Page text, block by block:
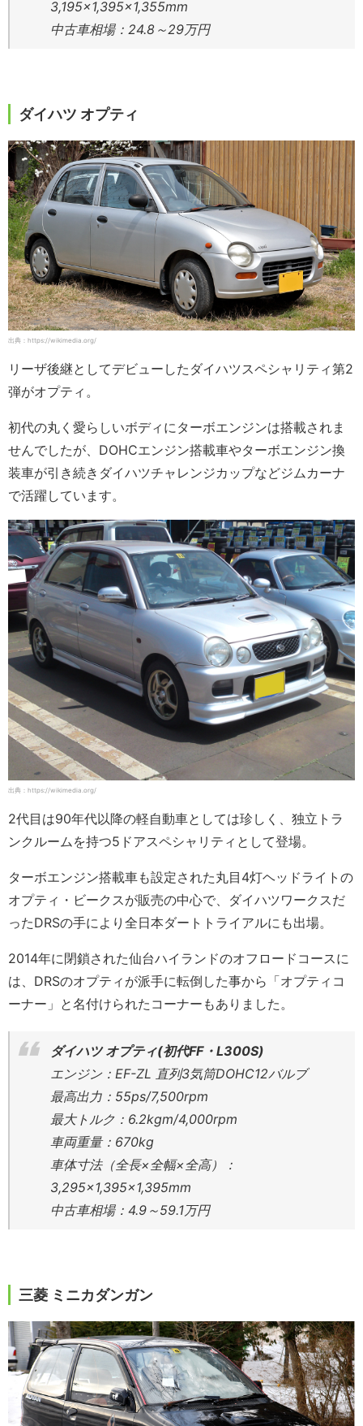
3,195×1,395×1,355mm
中古車相場：24.8～29万円
ダイハツ オプティ
出典：https://wikimedia.org/
リーザ後継としてデビューしたダイハツスペシャリティ第2
弾がオプティ。
初代の丸く愛らしいボディにターボエンジンは搭載されま
せんでしたが、DOHCエンジン搭載車やターボエンジン換
装車が引き続きダイハツチャレンジカップなどジムカーナ
で活躍しています。
出典：https://wikimedia.org/
2代目は90年代以降の軽自動車としては珍しく、独立トラ
ンクルームを持つ5ドアスペシャリティとして登場。
ターボエンジン搭載車も設定された丸目4灯ヘッドライトの
オプティ・ビークスが販売の中心で、ダイハツワークスだ
ったDRSの手により全日本ダートトライアルにも出場。
2014年に閉鎖された仙台ハイランドのオフロードコースに
は、DRSのオプティが派手に転倒した事から「オプティコ
ーナー」と名付けられたコーナーもありました。
ダイハツ オプティ(初代FF・L300S)
エンジン：EF-ZL 直列3気筒DOHC12バルブ
最高出力：55ps/7,500rpm
最大トルク：6.2kgm/4,000rpm
車両重量：670kg
車体寸法（全長×全幅×全高）：
3,295×1,395×1,395mm
中古車相場：4.9～59.1万円
三菱 ミニカダンガン